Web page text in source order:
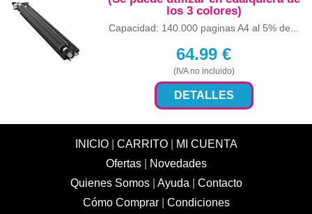
los 3 colores)
Capacidad: 140.000 paginas A4 al 5% de...
64.99 €
(IVA no incluido)
DETALLES
INICIO| CARRITO|
MI CUENTA
Ofertas|
Novedades
Quienes Somos| Ayuda
Contacto
Cómo Comprar| Condiciones